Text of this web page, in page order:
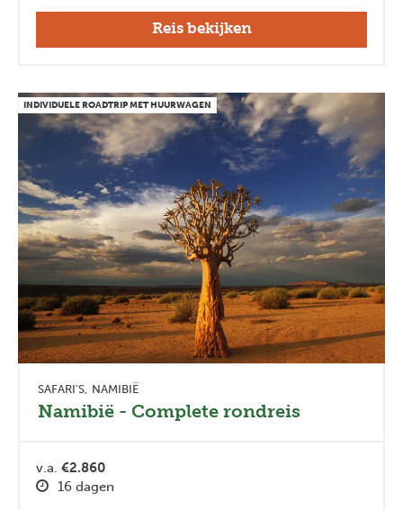
Reis bekijken
INDIVIDUELE ROADTRIP MET HUURWAGEN
SAFARI'S NAMIBIË
Namibië - Complete rondreis
v.a. €2.860
16 dagen